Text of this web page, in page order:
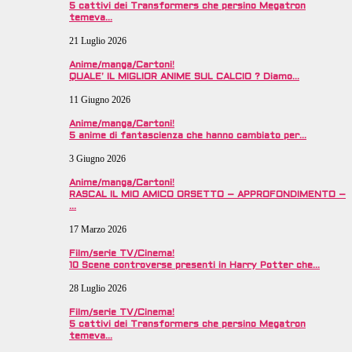
5 cattivi dei Transformers che persino Megatron
temeva…
21 Luglio 2026
Anime/manga/Cartoni!
QUALE’ IL MIGLIOR ANIME SUL CALCIO ? Diamo…
11 Giugno 2026
Anime/manga/Cartoni!
5 anime di fantascienza che hanno cambiato per…
3 Giugno 2026
Anime/manga/Cartoni!
RASCAL IL MIO AMICO ORSETTO – APPROFONDIMENTO –
…
17 Marzo 2026
Film/serie TV/Cinema!
10 Scene controverse presenti in Harry Potter che…
28 Luglio 2026
Film/serie TV/Cinema!
5 cattivi dei Transformers che persino Megatron
temeva…